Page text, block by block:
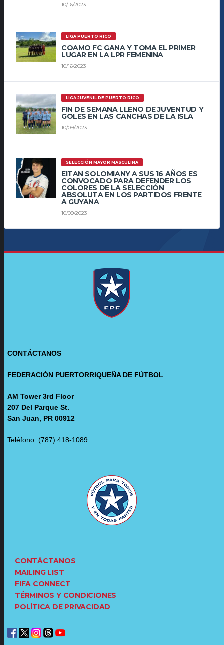
10/16/2023
LIGA PUERTO RICO
COAMO FC GANA Y TOMA EL PRIMER
LUGAR EN LA LPR FEMENINA
10/16/2023
LIGA JUVENIL DE PUERTO RICO
FIN DE SEMANA LLENO DE JUVENTUD Y
GOLES EN LAS CANCHAS DE LA ISLA
10/09/2023
SELECCIÓN MAYOR MASCULINA
EITAN SOLOMIANY A SUS 16 AÑOS ES
CONVOCADO PARA DEFENDER LOS
COLORES DE LA SELECCIÓN
ABSOLUTA EN LOS PARTIDOS FRENTE
A GUYANA
10/09/2023
CONTÁCTANOS
FEDERACIÓN PUERTORRIQUEÑA DE FÚTBOL
AM Tower 3rd Floor
207 Del Parque St.
San Juan, PR 00912
Teléfono: (787) 418-1089
CONTÁCTANOS
MAILING LIST
FIFA CONNECT
TÉRMINOS Y CONDICIONES
POLÍTICA DE PRIVACIDAD